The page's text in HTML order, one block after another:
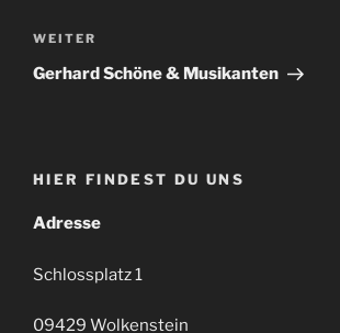
Nächster
Beitrag
WEITER
Gerhard Schöne & Musikanten
HIER FINDEST DU UNS
Adresse
Schlossplatz 1
09429 Wolkenstein